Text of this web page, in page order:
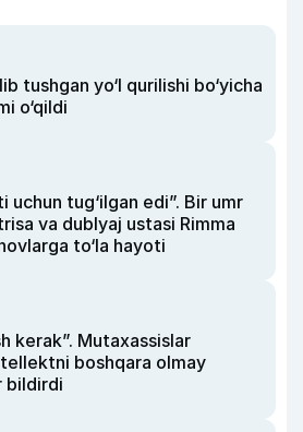
tushgan yo‘l qurilishi bo‘yicha
o‘qildi
uchun tug‘ilgan edi”. Bir umr
va dublyaj ustasi Rimma
to‘la hayoti
kerak”. Mutaxassislar
boshqara olmay
bildirdi